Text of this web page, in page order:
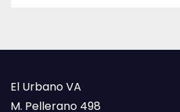
El Urbano VA
M. Pellerano 498